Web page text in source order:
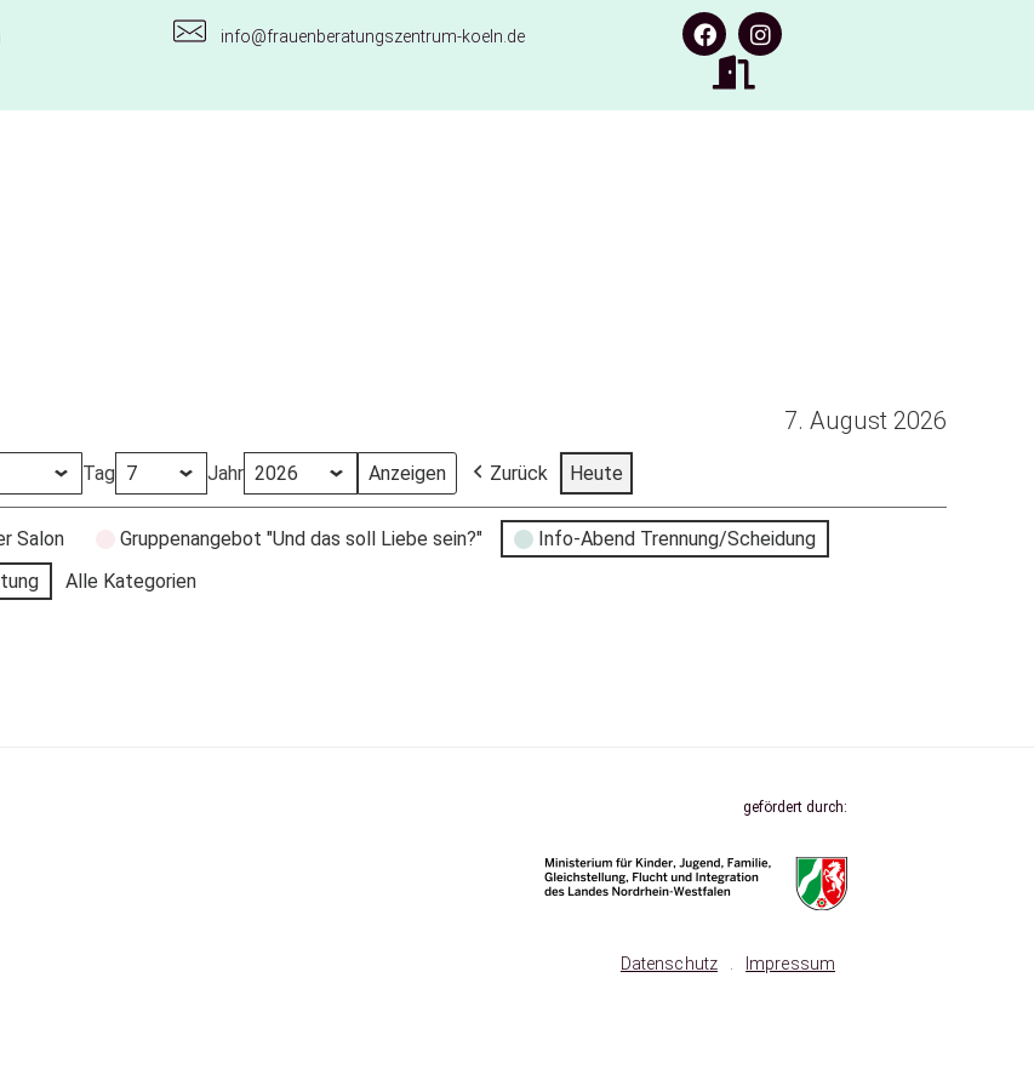
info@frauenberatungszentrum-koeln.de
7. August 2026
Tag Jahr Zurück Heute
Salon Gruppenangebot "Und das soll Liebe sein?"
Info-Abend Trennung/Scheidung
Alle Kategorien
gefördert durch:
Datenschutz Impressum